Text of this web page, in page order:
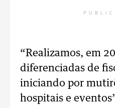
“Realizamos, em
diferenciadas de
iniciando por
hospitais e